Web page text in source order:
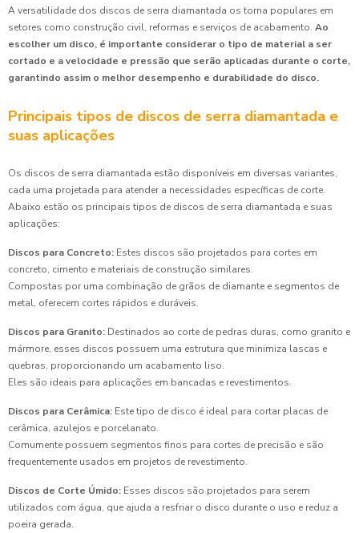
A versatilidade dos discos de serra diamantada os torna populares em
setores como construção civil, reformas e serviços de acabamento. Ao
escolher um disco, é importante considerar o tipo de material a ser
cortado e a velocidade e pressão que serão aplicadas durante o corte,
garantindo assim o melhor desempenho e durabilidade do disco.
Principais tipos de discos de serra diamantada e
suas aplicações
Os discos de serra diamantada estão disponíveis em diversas variantes,
cada uma projetada para atender a necessidades específicas de corte.
Abaixo estão os principais tipos de discos de serra diamantada e suas
aplicações:
Discos para Concreto: Estes discos são projetados para cortes em
concreto, cimento e materiais de construção similares.
Compostas por uma combinação de grãos de diamante e segmentos de
metal, oferecem cortes rápidos e duráveis.
Discos para Granito: Destinados ao corte de pedras duras, como granito e
mármore, esses discos possuem uma estrutura que minimiza lascas e
quebras, proporcionando um acabamento liso.
Eles são ideais para aplicações em bancadas e revestimentos.
Discos para Cerâmica: Este tipo de disco é ideal para cortar placas de
cerâmica, azulejos e porcelanato.
Comumente possuem segmentos finos para cortes de precisão e são
frequentemente usados em projetos de revestimento.
Discos de Corte Úmido: Esses discos são projetados para serem
utilizados com água, que ajuda a resfriar o disco durante o uso e reduz a
poeira gerada.